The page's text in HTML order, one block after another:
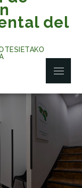
del
Menu